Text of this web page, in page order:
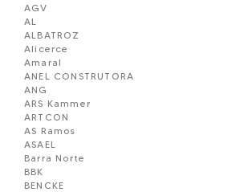
Brandemburgo Residence em Itapema
BRISA DO MAR
Brooklyn Tower em Itapema
Campo Verde Loteamento em Itapema
Capadócia Residence em Itapema
Carmel Residence em Itapema
Carpe Diem em Itapema
Cartier CNA Residence em Itapema
Celisa Residence em Itapema
Central Ville Residence em Itapema
Chácara Flora em Itapema
CHATEAU AVENUE RESIDENCE em Itapema
Château de Florence em Itapema
Chatêau Unique em Itapema
AGV
AL
ALBATROZ
Alicerce
Amaral
ANEL CONSTRUTORA
ANG
ARS Kammer
ARTCON
AS Ramos
ASAEL
Barra Norte
BBK
BENCKE